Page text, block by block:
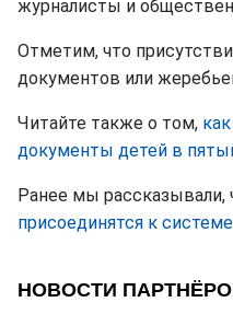
журналисты и
Отметим, что
документов или
Читайте также о том,
документы детей в
Ранее мы рассказывали,
присоединятся к